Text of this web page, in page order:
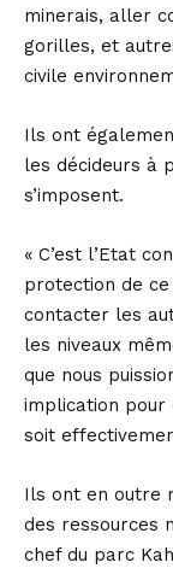
minerais, aller
gorilles, et
civile
Ils ont
les décideurs à
s’imposent.
« C’est l’Etat
protection de
contacter les
les niveaux
que nous
implication pour
soit
Ils ont en outre
des ressources
chef du parc